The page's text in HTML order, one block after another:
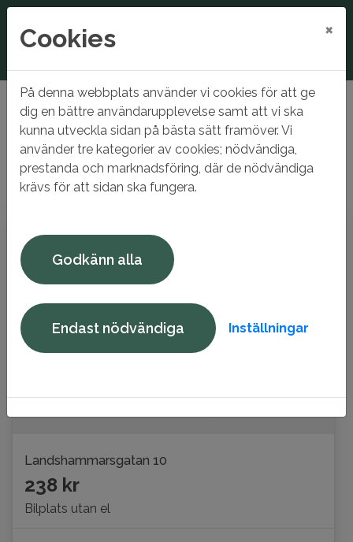
Hem Ledigt just nu Lediga parkeringar
Lediga parkeringar
Filter av. 132 Träffar
Landshammarsgatan 10
238 kr
Bilplats utan el
Cookies ×
På denna webbplats använder vi cookies för att ge
dig en bättre användarupplevelse samt att vi ska
kunna utveckla sidan på bästa sätt framöver. Vi
använder tre kategorier av cookies; nödvändiga,
prestanda och marknadsföring, där de nödvändiga
krävs för att sidan ska fungera.
Godkänn alla
Endast nödvändiga Inställningar